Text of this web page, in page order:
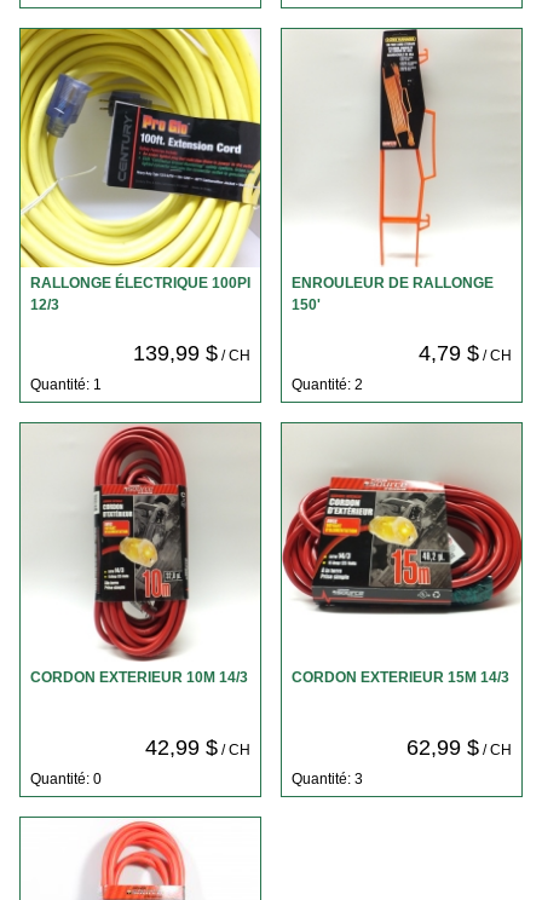
RALLONGE ÉLECTRIQUE 100PI
12/3
139,99 $/ CH
Quantité: 1
ENROULEUR DE RALLONGE
150'
4,79 $/ CH
Quantité: 2
CORDON EXTERIEUR 10M 14/3
42,99 $/ CH
Quantité: 0
CORDON EXTERIEUR 15M 14/3
62,99 $/ CH
Quantité: 3